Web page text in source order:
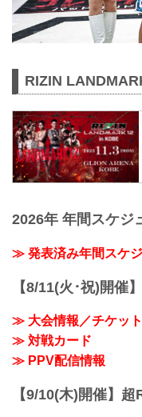
RIZIN
2026年 年間スケジ
≫ 発表済み年間スケ
【8/11(火･祝)開催
≫ 大会情報／チケット
≫ 対戦カード
≫ PPV配信情報
【9/10(木)開催】